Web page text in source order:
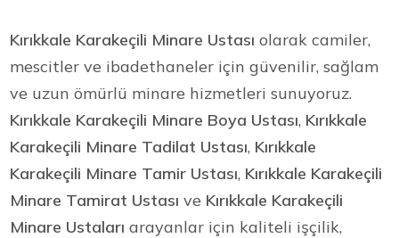
Kırıkkale Karakeçili Minare Ustası olarak camiler,
mescitler ve ibadethaneler için güvenilir, sağlam
ve uzun ömürlü minare hizmetleri sunuyoruz.
Kırıkkale Karakeçili Minare Boya Ustası, Kırıkkale
Karakeçili Minare Tadilat Ustası, Kırıkkale
Karakeçili Minare Tamir Ustası, Kırıkkale Karakeçili
Minare Tamirat Ustası ve Kırıkkale Karakeçili
Minare Ustaları arayanlar için kaliteli işçilik,